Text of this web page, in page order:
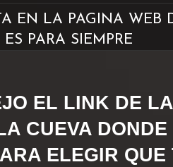
EN LA PAGINA WEB
PARA SIEMPRE
EL LINK DE
CUEVA
ELEGIR